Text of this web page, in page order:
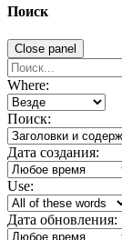
Поиск
Close panel
Where:
Поиск:
Дата создания:
Use:
Дата обновления: